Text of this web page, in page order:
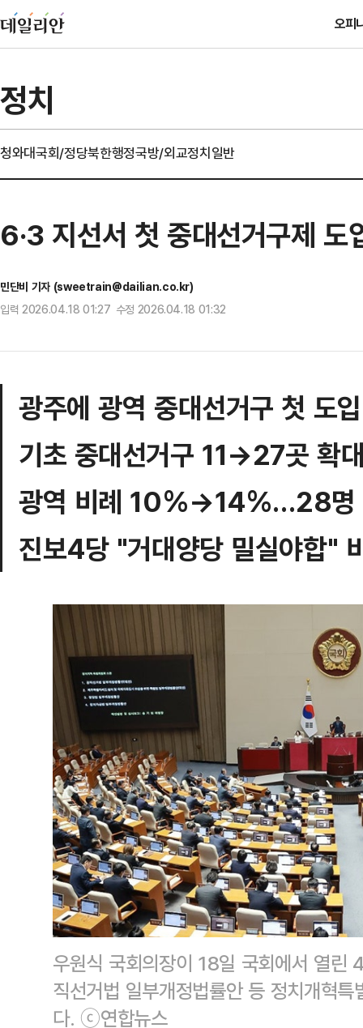
오피
정치
청와대국회/정당북한행정국방/외교정치일반
6·3 지선서 첫 중대선거구제
민단비 기자 (sweetrain@dailian.co.kr)
입력 2026.04.18 01:27 수정 2026.04.18 01:32
광주에 광역 중대선거구 첫 도입
기초 중대선거구 11→27곳 확
광역 비례 10%→14%…28명
진보4당 "거대양당 밀실야합"
우원식 국회의장이 18일 국회에서 열린
직선거법 일부개정법률안 등 정치개혁
다. ⓒ연합뉴스